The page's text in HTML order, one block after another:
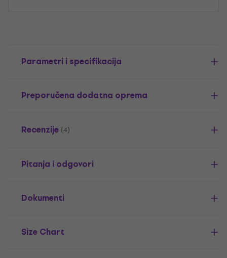
Parametri i specifikacija
Preporučena dodatna oprema
Recenzije (4)
Pitanja i odgovori
Dokumenti
Size Chart